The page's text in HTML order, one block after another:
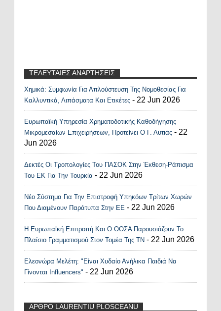
ΤΕΛΕΥΤΑΙΕΣ ΑΝΑΡΤΗΣΕΙΣ
Recent Posts Widget
Χημικά: Συμφωνία Για Απλούστευση Της Νομοθεσίας Για
Καλλυντικά, Λιπάσματα Και Ετικέτες - 22 Jun 2026
Ευρωπαϊκή Υπηρεσία Χρηματοδοτικής Καθοδήγησης
Μικρομεσαίων Επιχειρήσεων, Προτείνει Ο Γ. Αυτιάς - 22
Jun 2026
Δεκτές Οι Τροπολογίες Του ΠΑΣΟΚ Στην Έκθεση-Ράπισμα
Του ΕΚ Για Την Τουρκία - 22 Jun 2026
Νέο Σύστημα Για Την Επιστροφή Υπηκόων Τρίτων Χωρών
Που Διαμένουν Παράτυπα Στην ΕΕ - 22 Jun 2026
Η Ευρωπαϊκή Επιτροπή Και Ο ΟΟΣΑ Παρουσιάζουν Το
Πλαίσιο Γραμματισμού Στον Τομέα Της ΤΝ - 22 Jun 2026
Ελεονώρα Μελέτη: "Είναι Χυδαίο Ανήλικα Παιδιά Να
Γίνονται Influencers" - 22 Jun 2026
ΑΡΘΡΟ LAURENTIU PLOSCEANU